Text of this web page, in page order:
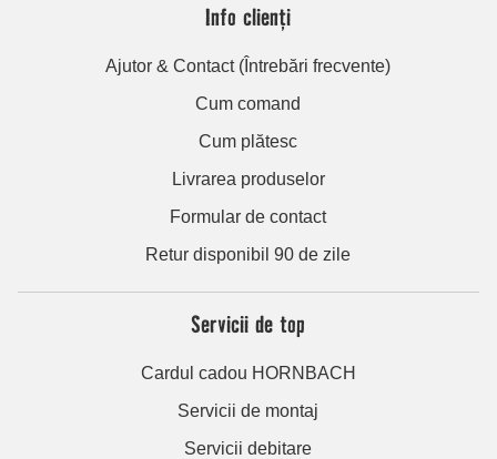
Info clienți
Ajutor & Contact (Întrebări frecvente)
Cum comand
Cum plătesc
Livrarea produselor
Formular de contact
Retur disponibil 90 de zile
Servicii de top
Cardul cadou HORNBACH
Servicii de montaj
Servicii debitare